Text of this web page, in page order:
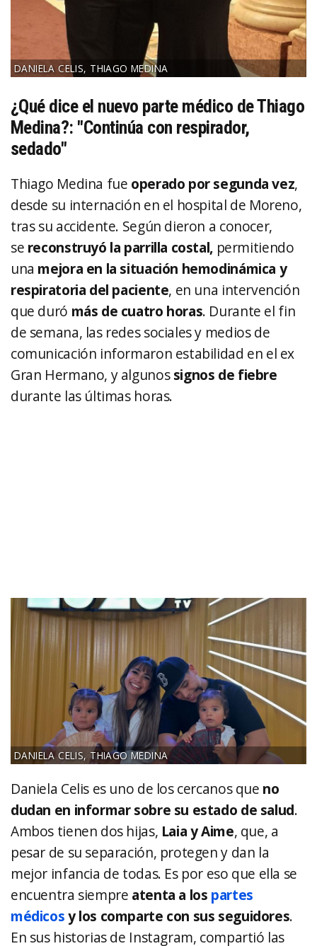
DANIELA CELIS, THIAGO MEDINA
¿Qué dice el nuevo parte médico de Thiago
Medina?: "Continúa con respirador,
sedado"
Thiago Medina fue operado por segunda vez,
desde su internación en el hospital de Moreno,
tras su accidente. Según dieron a conocer,
se reconstruyó la parrilla costal,permitiendo
una mejora en la situación hemodinámica y
respiratoria del paciente, en una intervención
que duró más de cuatro horas. Durante el fin
de semana, las redes sociales y medios de
comunicación informaron estabilidad en el ex
Gran Hermano, y algunossignos de fiebre
durante las últimas horas.
DANIELA CELIS, THIAGO MEDINA
Daniela Celis es uno de los cercanos que no
dudan en informar sobre su estado de salud.
Ambos tienen dos hijas, Laia y Aime, que, a
pesar de su separación, protegen y dan la
mejor infancia de todas. Es por eso que ella se
encuentra siempre atenta a los partes
médicosy los comparte con sus seguidores.
En sus historias de Instagram, compartió las